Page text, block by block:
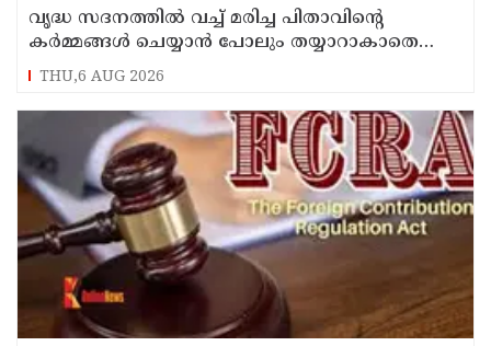
വൃദ്ധ സദനത്തില്‍ വച്ച് മരിച്ച പിതാവിന്റെ
കര്‍മ്മങ്ങള്‍ ചെയ്യാന്‍ പോലും തയ്യാറാകാതെ
മക്കള്‍ ; ചടങ്ങുകള്‍ വീഡിയോ കോളിലൂടെ
ലൈവായി കണ്ടു !
THU,6 AUG 2026